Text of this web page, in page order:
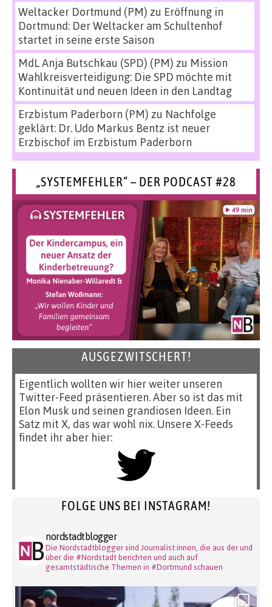
Weltacker Dortmund (PM) zu Eröffnung in
Dortmund: Der Weltacker am Schultenhof
startet in seine erste Saison
MdL Anja Butschkau (SPD) (PM) zu Mission
Wahlkreisverteidigung: Die SPD möchte mit
Kontinuität und neuen Ideen in den Landtag
Erzbistum Paderborn (PM) zu Nachfolge
geklärt: Dr. Udo Markus Bentz ist neuer
Erzbischof im Erzbistum Paderborn
„SYSTEMFEHLER“ – DER PODCAST #28
AUSGEZWITSCHERT!
Eigentlich wollten wir hier weiter unseren
Twitter-Feed präsentieren. Aber so ist das mit
Elon Musk und seinen grandiosen Ideen. Ein
Satz mit X, das war wohl nix. Unsere X-Feeds
findet ihr aber hier:
FOLGE UNS BEI INSTAGRAM!
nordstadtblogger
Die Nordstadtblogger sind Journalist:innen, die aus der und
über die #Nordstadt berichten und auch auf
gesamtstädtische Themen in #Dortmund schauen